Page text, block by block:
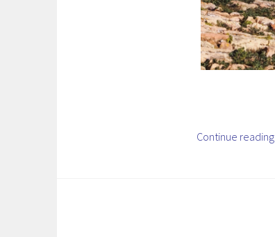
Continue reading